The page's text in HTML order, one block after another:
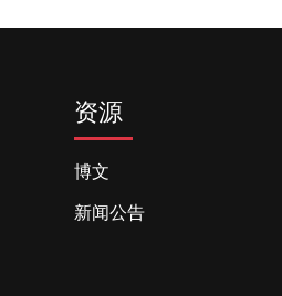
资源
博文
新闻公告